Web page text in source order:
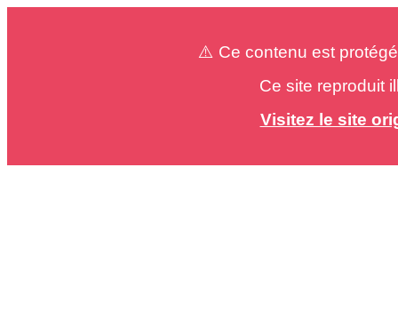
⚠️ Ce contenu est
Ce site reproduit
Visitez le site